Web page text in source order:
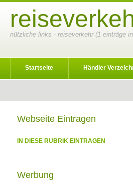
nützliche links - reiseverkehr (1 einträge
Startseite Händler
Webseite Eintragen
IN DIESE RUBRIK EINTRAGEN
Werbung